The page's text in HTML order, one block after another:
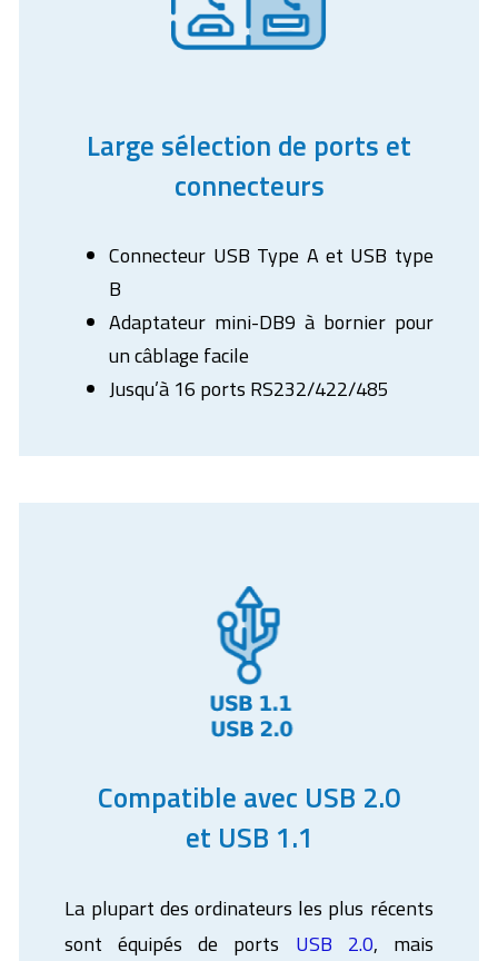
Large sélection de ports et
connecteurs
Connecteur USB Type A et USB type
B
Adaptateur mini-DB9 à bornier pour
un câblage facile
Jusqu’à 16 ports RS232/422/485
Compatible avec USB 2.0
et USB 1.1
La plupart des ordinateurs les plus récents
sont équipés de ports USB 2.0, mais